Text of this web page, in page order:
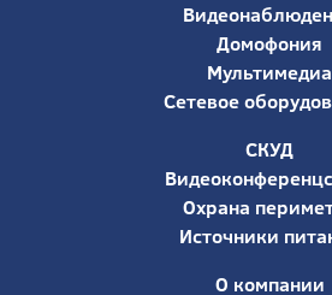
Домофония
Мультимедиа
Сетевое
СКУД
Охрана
Источники
О компании